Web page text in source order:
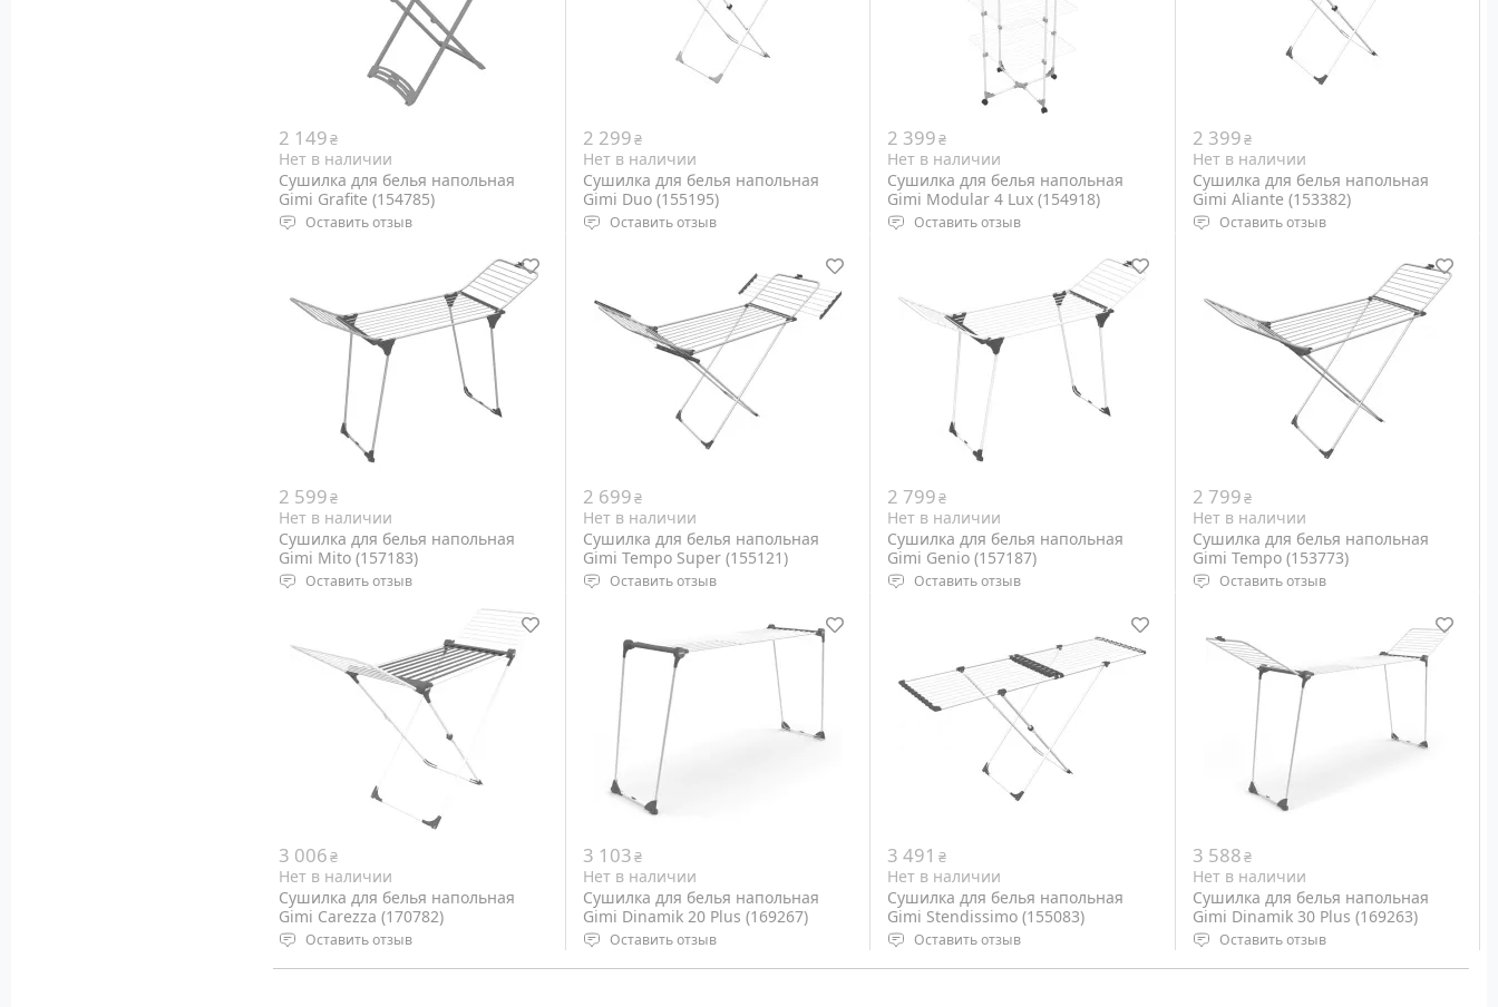
2 149₴
Нет в наличии
Сушилка для белья напольная
Gimi Grafite (154785)
Оставить отзыв
Размеры: 182 x 55 x 110 см
Вес: 4.81 кг
Цвет: Grey
2 299₴
Нет в наличии
Сушилка для белья напольная
Gimi Duo (155195)
Оставить отзыв
Размеры: 105-209 х 60 х 97 см,
сложенная 130 х 60 х 8 см
Вес: 2.64 кг
Цвет: White
2 399₴
Нет в наличии
Сушилка для белья напольная
Gimi Modular 4 Lux (154918)
Оставить отзыв
Размеры: 169 х 71 х 71 см,
сложенная 163 x 71 x 5 см
Вес: 4.5 кг
Цвет: White
2 399₴
Нет в наличии
Сушилка для белья напольная
Gimi Aliante (153382)
Оставить отзыв
Размеры: 110-186 х 61 х 94 см,
сложенная 127 х 61 х 6 см
Вес: 3.2 кг
Цвет: White
2 599₴
Нет в наличии
Сушилка для белья напольная
Gimi Mito (157183)
Оставить отзыв
Размеры: 174 х 57 х 91 см,
сложенная 106 х 57 х 7 см
Вес: 2.38 кг
2 699₴
Нет в наличии
Сушилка для белья напольная
Gimi Tempo Super (155121)
Оставить отзыв
Размеры: 170 х 97 х 92 см
Вес: 3.08 кг
Цвет: White
2 799₴
Нет в наличии
Сушилка для белья напольная
Gimi Genio (157187)
Оставить отзыв
Размеры: 174 х 57 х 91 см,
сложенная 106 х 57 х 7 см
Вес: 3.01 кг
Цвет: White
2 799₴
Нет в наличии
Сушилка для белья напольная
Gimi Tempo (153773)
Оставить отзыв
Размеры: 168 x 56 x 117 см,
сложенная 131.5 х 55.5 х 4 см
Вес: 2.54 кг
Цвет: White
3 006₴
Нет в наличии
Сушилка для белья напольная
Gimi Carezza (170782)
Оставить отзыв
Тип: напольная
3 103₴
Нет в наличии
Сушилка для белья напольная
Gimi Dinamik 20 Plus (169267)
Оставить отзыв
Тип: напольная
3 491 ₴
Нет в наличии
Сушилка для белья напольная
Gimi Stendissimo (155083)
Оставить отзыв
Тип: напольная
3 588₴
Нет в наличии
Сушилка для белья напольная
Gimi Dinamik 30 Plus (169263)
Оставить отзыв
Тип: напольная